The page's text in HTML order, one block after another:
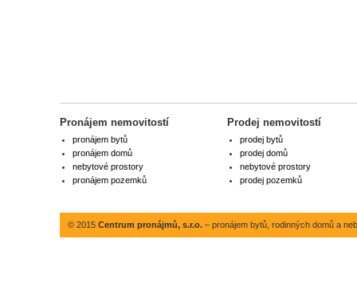
Pronájem nemovitostí
pronájem bytů
pronájem domů
nebytové prostory
pronájem pozemků
Prodej nemovitostí
prodej bytů
prodej domů
nebytové prostory
prodej pozemků
© 2015 Centrum pronájmů, s.r.o.– pronájem bytů, rodinných domů a